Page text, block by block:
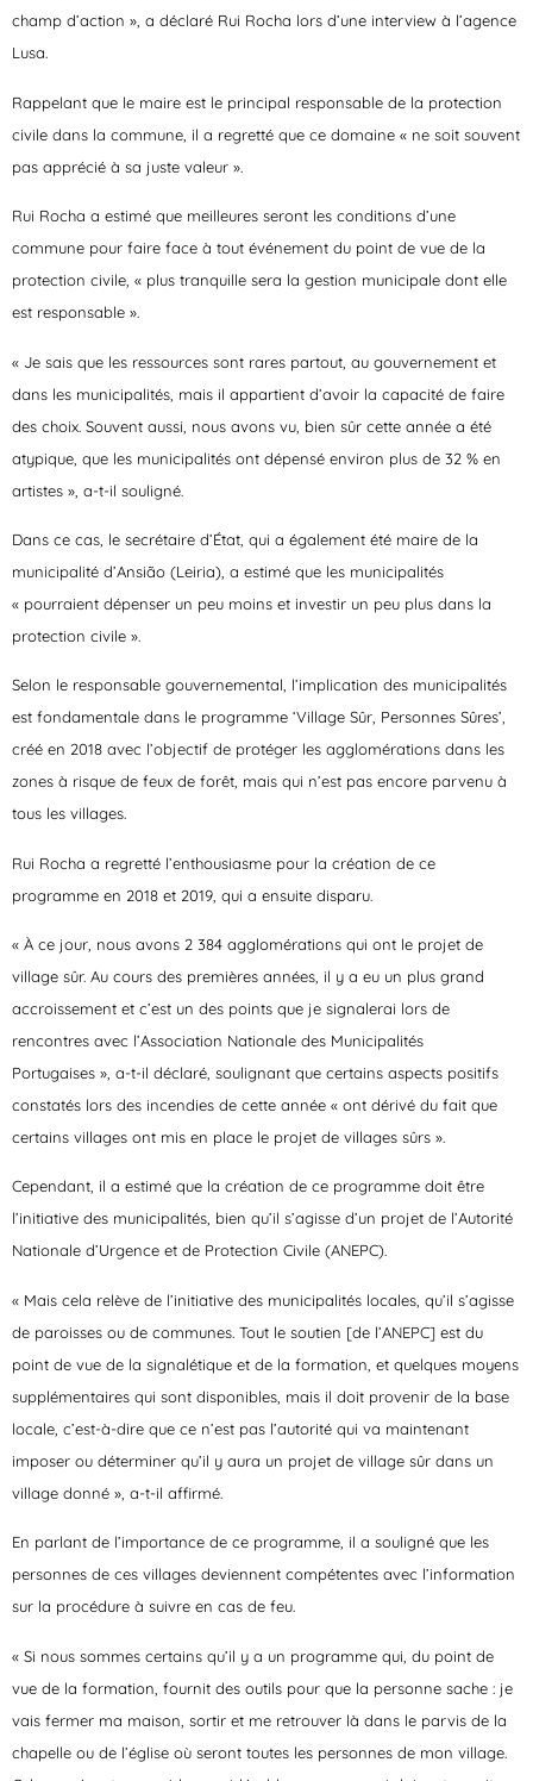
champ d’action », a déclaré Rui Rocha lors d’une interview à l’agence
Lusa.
Rappelant que le maire est le principal responsable de la protection
civile dans la commune, il a regretté que ce domaine « ne soit souvent
pas apprécié à sa juste valeur ».
Rui Rocha a estimé que meilleures seront les conditions d’une
commune pour faire face à tout événement du point de vue de la
protection civile, « plus tranquille sera la gestion municipale dont elle
est responsable ».
« Je sais que les ressources sont rares partout, au gouvernement et
dans les municipalités, mais il appartient d’avoir la capacité de faire
des choix. Souvent aussi, nous avons vu, bien sûr cette année a été
atypique, que les municipalités ont dépensé environ plus de 32 % en
artistes », a-t-il souligné.
Dans ce cas, le secrétaire d’État, qui a également été maire de la
municipalité d’Ansião (Leiria), a estimé que les municipalités
« pourraient dépenser un peu moins et investir un peu plus dans la
protection civile ».
Selon le responsable gouvernemental, l’implication des municipalités
est fondamentale dans le programme ‘Village Sûr, Personnes Sûres’,
créé en 2018 avec l’objectif de protéger les agglomérations dans les
zones à risque de feux de forêt, mais qui n’est pas encore parvenu à
tous les villages.
Rui Rocha a regretté l’enthousiasme pour la création de ce
programme en 2018 et 2019, qui a ensuite disparu.
« À ce jour, nous avons 2 384 agglomérations qui ont le projet de
village sûr. Au cours des premières années, il y a eu un plus grand
accroissement et c’est un des points que je signalerai lors de
rencontres avec l’Association Nationale des Municipalités
Portugaises », a-t-il déclaré, soulignant que certains aspects positifs
constatés lors des incendies de cette année « ont dérivé du fait que
certains villages ont mis en place le projet de villages sûrs ».
Cependant, il a estimé que la création de ce programme doit être
l’initiative des municipalités, bien qu’il s’agisse d’un projet de l’Autorité
Nationale d’Urgence et de Protection Civile (ANEPC).
« Mais cela relève de l’initiative des municipalités locales, qu’il s’agisse
de paroisses ou de communes. Tout le soutien [de l’ANEPC] est du
point de vue de la signalétique et de la formation, et quelques moyens
supplémentaires qui sont disponibles, mais il doit provenir de la base
locale, c’est-à-dire que ce n’est pas l’autorité qui va maintenant
imposer ou déterminer qu’il y aura un projet de village sûr dans un
village donné », a-t-il affirmé.
En parlant de l’importance de ce programme, il a souligné que les
personnes de ces villages deviennent compétentes avec l’information
sur la procédure à suivre en cas de feu.
« Si nous sommes certains qu’il y a un programme qui, du point de
vue de la formation, fournit des outils pour que la personne sache : je
vais fermer ma maison, sortir et me retrouver là dans le parvis de la
chapelle ou de l’église où seront toutes les personnes de mon village.